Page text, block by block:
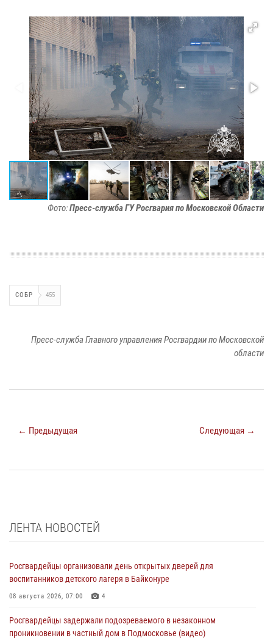
Фото:Пресс-служба ГУ Росгвария по Московской Области
СОБР 455
Пресс-служба Главного управления Росгвардии по Московской
области
← Предыдущая Следующая →
ЛЕНТА НОВОСТЕЙ
Росгвардейцы организовали день открытых дверей для
воспитанников детского лагеря в Байконуре
08 августа 2026, 07:00 4
Росгвардейцы задержали подозреваемого в незаконном
проникновении в частный дом в Подмосковье (видео)